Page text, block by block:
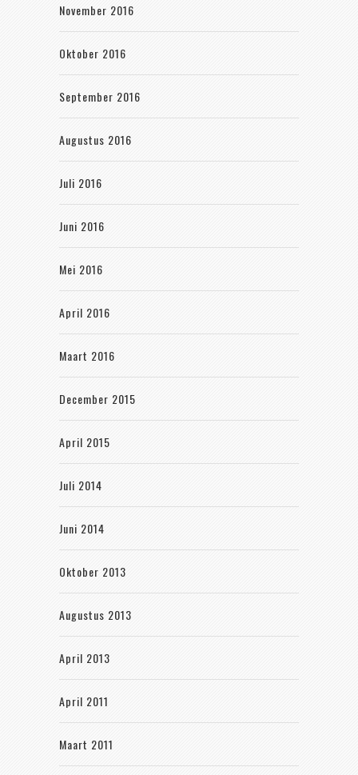
November 2016
Oktober 2016
September 2016
Augustus 2016
Juli 2016
Juni 2016
Mei 2016
April 2016
Maart 2016
December 2015
April 2015
Juli 2014
Juni 2014
Oktober 2013
Augustus 2013
April 2013
April 2011
Maart 2011